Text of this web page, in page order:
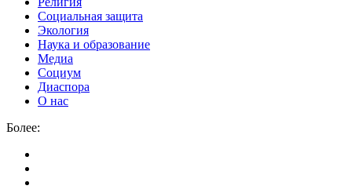
Социальная защита
Экология
Наука и образование
Медиа
Социум
Диаспора
О нас
Более: